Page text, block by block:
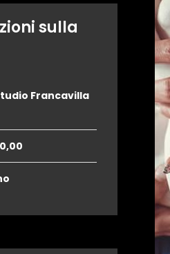
sulla
Francavilla